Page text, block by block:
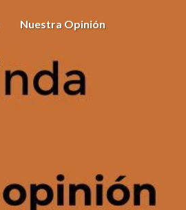
Nuestra Opinión